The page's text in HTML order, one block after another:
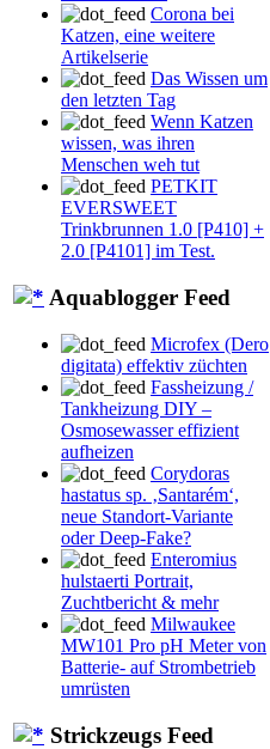
Corona bei
Katzen, eine weitere
Artikelserie
Das Wissen um
den letzten Tag
Wenn Katzen
wissen, was ihren
Menschen weh tut
PETKIT
EVERSWEET
Trinkbrunnen 1.0 [P410] +
2.0 [P4101] im Test.
Aquablogger Feed
Microfex (Dero
digitata) effektiv züchten
Fassheizung /
Tankheizung DIY –
Osmosewasser effizient
aufheizen
Corydoras
hastatus sp. ‚Santarém‘,
neue Standort-Variante
oder Deep-Fake?
Enteromius
hulstaerti Portrait,
Zuchtbericht & mehr
Milwaukee
MW101 Pro pH Meter von
Batterie- auf Strombetrieb
umrüsten
Strickzeugs Feed